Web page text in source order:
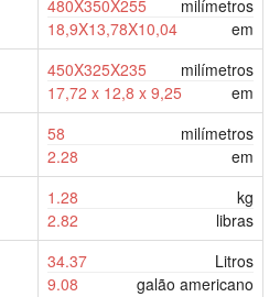
480X350X255
milímetros
18,9X13,78X10,04
em
450X325X235
milímetros
17,72 x 12,8 x 9,25
em
58
milímetros
2.28
em
1.28
kg
2.82
libras
34.37
Litros
9.08
galão americano